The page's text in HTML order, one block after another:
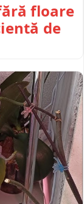
floare
de